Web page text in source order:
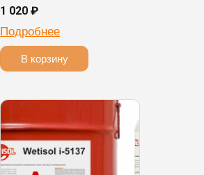
1 020 ₽
Подробнее
В корзину